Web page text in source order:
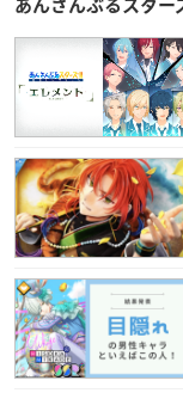
あんさんぶるスター